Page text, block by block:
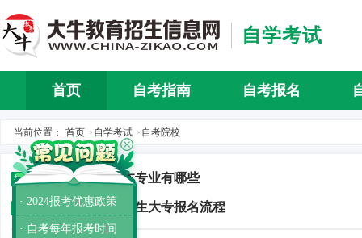
自学考试
首页 自考指南 自考报名
当前位置： 首页 > 自学考试 > 自考院校
推荐 师范大学专升本专业有哪些
推荐 主考专业培训招生大专报名流程
· 2024报考优惠政策
· 自考每年报考时间